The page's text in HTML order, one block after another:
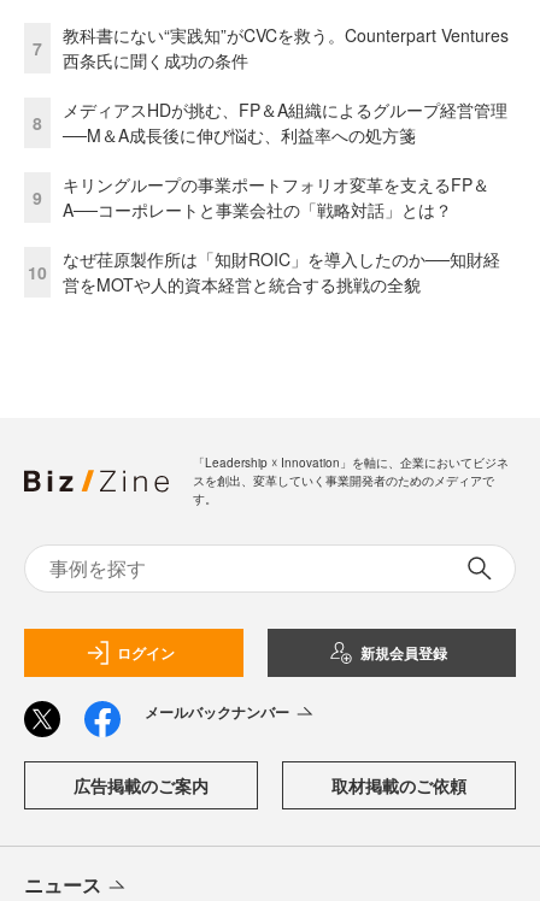
7
教科書にない“実践知”がCVCを救う。Counterpart Ventures
西条氏に聞く成功の条件
8
メディアスHDが挑む、FP＆A組織によるグループ経営管理
──M＆A成長後に伸び悩む、利益率への処方箋
9
キリングループの事業ポートフォリオ変革を支えるFP＆
A──コーポレートと事業会社の「戦略対話」とは？
10
なぜ荏原製作所は「知財ROIC」を導入したのか──知財経
営をMOTや人的資本経営と統合する挑戦の全貌
「Leadership ☓ Innovation」を軸に、企業においてビジネ
スを創出、変革していく事業開発者のためのメディアで
す。
ログイン 新規会員登録
メールバックナンバー
広告掲載のご案内 取材掲載のご依頼
ニュース